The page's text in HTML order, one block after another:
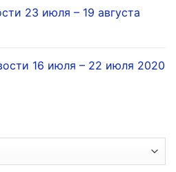
23 июля – 19 августа
16 июля – 22 июля 2020